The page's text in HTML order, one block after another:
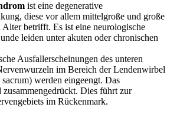
ist eine degenerative
diese vor allem mittelgroße und große
betrifft. Es ist eine neurologische
leiden unter akuten oder chronischen
Ausfallerscheinungen des unteren
im Bereich der Lendenwirbel
werden eingeengt. Das
Dies führt zur
im Rückenmark.